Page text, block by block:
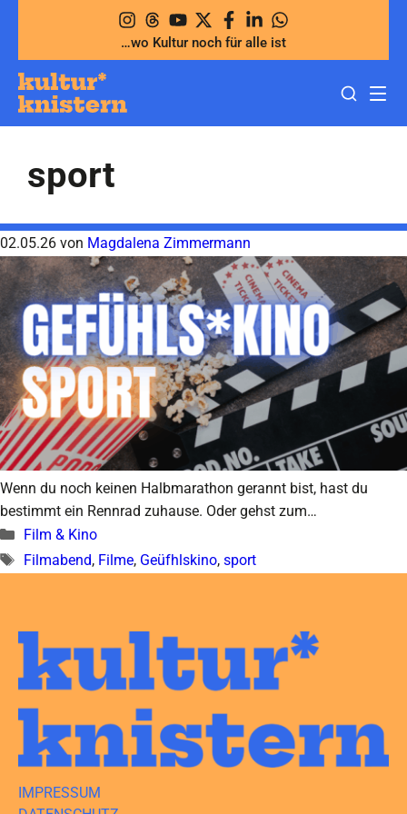
springen
…wo Kultur noch für alle ist
sport
02.05.26 von Magdalena Zimmermann
Wenn du noch keinen Halbmarathon gerannt bist, hast du
bestimmt ein Rennrad zuhause. Oder gehst zum…
Kategorien
Film & Kino
Schlagwörter
Filmabend, Filme, Geüfhlskino, sport
IMPRESSUM